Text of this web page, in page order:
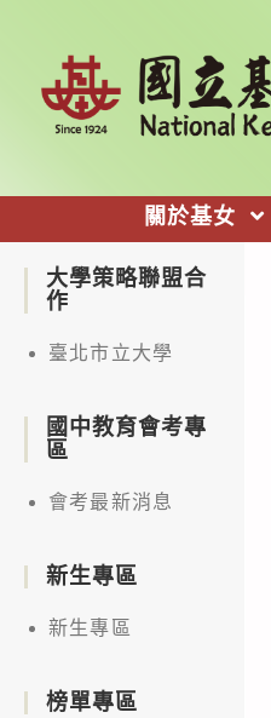
關於基女
大學策略聯盟合
作
臺北市立大學
國中教育會考專
區
會考最新消息
新生專區
新生專區
榜單專區